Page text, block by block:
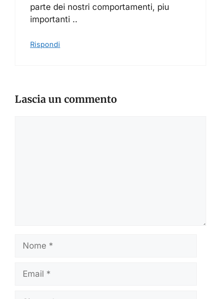
parte dei nostri comportamenti, piu
importanti ..
Rispondi
Lascia un commento